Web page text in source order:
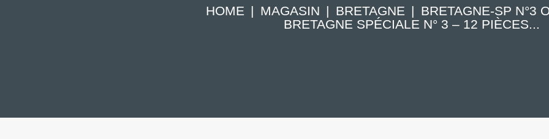
HOME MAGASIN BRETAGNE
BRETAGNE-SP N°3
BRETAGNE SPÉCIALE N° 3 – 12 PIÈCES...